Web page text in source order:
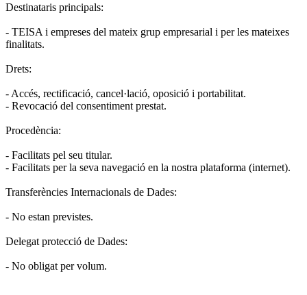
Destinataris principals:
- TEISA i empreses del mateix grup empresarial i per les mateixes
finalitats.
Drets:
- Accés, rectificació, cancel·lació, oposició i portabilitat.
- Revocació del consentiment prestat.
Procedència:
- Facilitats pel seu titular.
- Facilitats per la seva navegació en la nostra plataforma (internet).
Transferències Internacionals de Dades:
- No estan previstes.
Delegat protecció de Dades:
- No obligat per volum.